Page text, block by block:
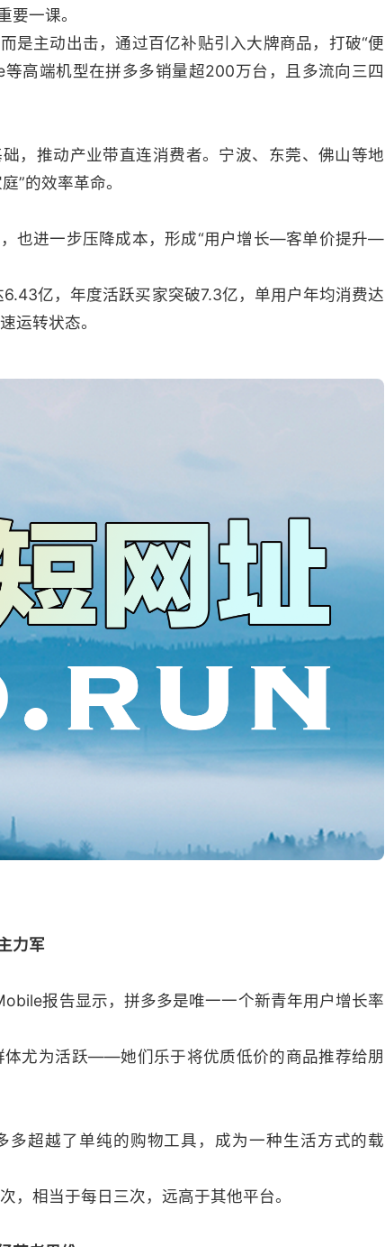
要一课。
是主动出击，通过百亿补贴引入大牌商品，打破“便
高端机型在拼多多销量超200万台，且多流向三四
，推动产业带直连消费者。宁波、东莞、佛山等地
”的效率革命。
也进一步压降成本，形成“用户增长—客单价提升—
亿，年度活跃买家突破7.3亿，单用户年均消费达
运转状态。
力军
报告显示，拼多多是唯一一个新青年用户增长率
尤为活跃——她们乐于将优质低价的商品推荐给朋
超越了单纯的购物工具，成为一种生活方式的载
，相当于每日三次，远高于其他平台。